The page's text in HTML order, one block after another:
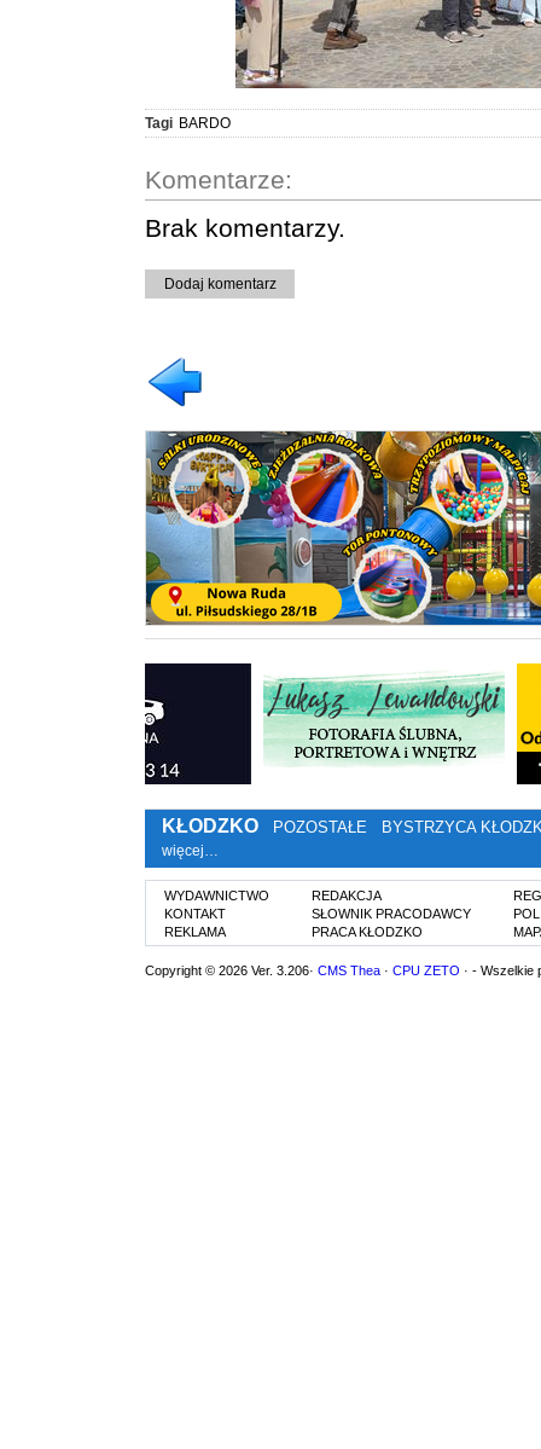
Tagi BARDO
Komentarze:
Brak komentarzy.
Dodaj komentarz
KŁODZKO POZOSTAŁE BYSTRZYCA
więcej…
WYDAWNICTWO
KONTAKT
REKLAMA
REDAKCJA
SŁOWNIK PRACODAWCY
PRACA KŁODZKO
Copyright © 2026 Ver. 3.206· CMS Thea · CPU ZETO · - Wszelkie